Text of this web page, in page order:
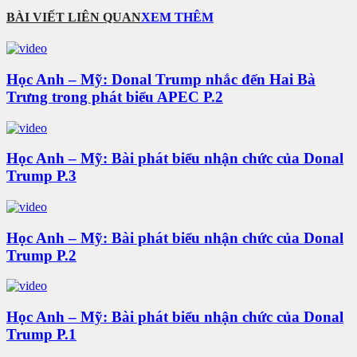
BÀI VIẾT LIÊN QUANXEM THÊM
Học Anh – Mỹ: Donal Trump nhắc đến Hai Bà
Trưng trong phát biểu APEC P.2
Học Anh – Mỹ: Bài phát biểu nhận chức của Donal
Trump P.3
Học Anh – Mỹ: Bài phát biểu nhận chức của Donal
Trump P.2
Học Anh – Mỹ: Bài phát biểu nhận chức của Donal
Trump P.1